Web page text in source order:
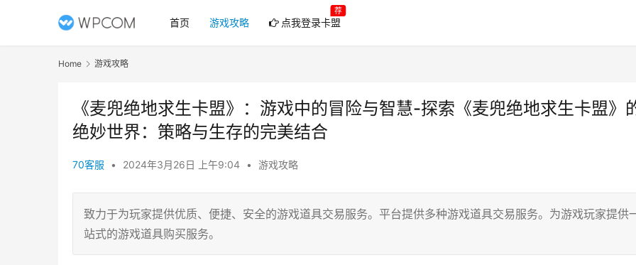
首页 游戏攻略 点我登录卡盟
荐
Home 游戏攻略
《麦兜绝地求生卡盟》：游戏中的冒险与智慧-探索《麦兜绝地求生卡盟》
绝妙世界：策略与生存的完美结合
70客服 • 2024年3月26日 上午9:04 • 游戏攻略
致力于为玩家提供优质、便捷、安全的游戏道具交易服务。平台提供多种游戏道具交易服务。为游戏玩家提供
站式的游戏道具购买服务。